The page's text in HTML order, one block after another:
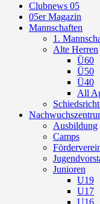
Clubnews 05
05er Magazin
Mannschaften
1.
Alte Herren
Ü60
Ü50
Ü40
All
Ausbildung
Camps
Junioren
U19
U17
U16